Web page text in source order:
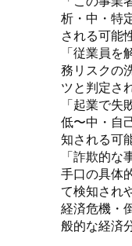
析・中・特
される可能
「従業員を
務リスクの
ツと判定さ
「起業で失
低〜中・自
知される可
「詐欺的な
手口の具体
て検知され
経済危機・
般的な経済